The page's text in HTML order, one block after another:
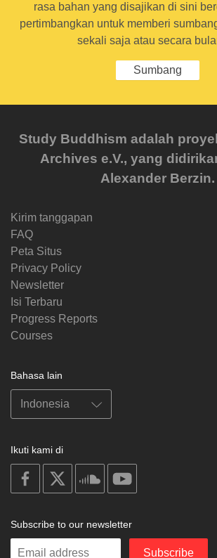
rasa bahan yang disajikan di sini
pertimbangkan untuk memberi
sekali saja atau secara
Sumbang
Study Buddhism adalah
Archives e.V., yang
Alexander Berzin.
Kirim tanggapan
FAQ
Peta Situs
Privacy Policy
Newsletter
Isi Terbaru
Progress Reports
Courses
Bahasa lain
Ikuti kami di
on
facebook
soundcloud
Subscribe to our newsletter
Enter
Subscribe